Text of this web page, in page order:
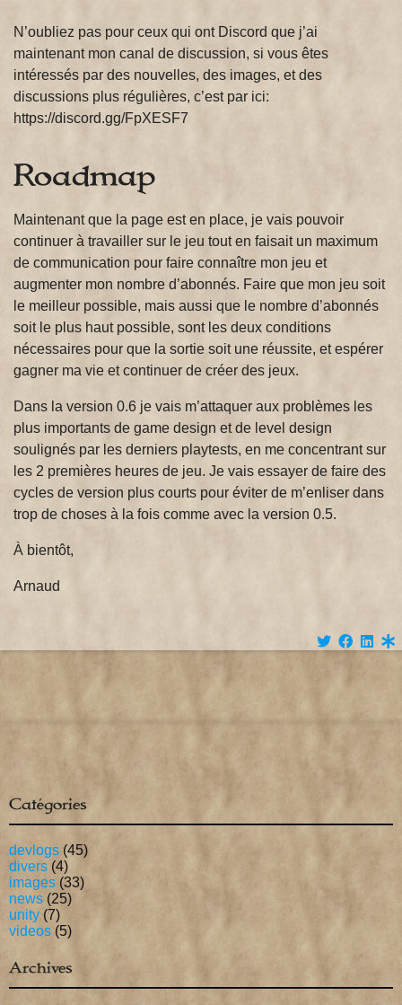
N’oubliez pas pour ceux qui ont Discord que j’ai
maintenant mon canal de discussion, si vous êtes
intéressés par des nouvelles, des images, et des
discussions plus régulières, c’est par ici:
https://discord.gg/FpXESF7
Roadmap
Maintenant que la page est en place, je vais pouvoir
continuer à travailler sur le jeu tout en faisait un maximum
de communication pour faire connaître mon jeu et
augmenter mon nombre d’abonnés. Faire que mon jeu soit
le meilleur possible, mais aussi que le nombre d’abonnés
soit le plus haut possible, sont les deux conditions
nécessaires pour que la sortie soit une réussite, et espérer
gagner ma vie et continuer de créer des jeux.
Dans la version 0.6 je vais m’attaquer aux problèmes les
plus importants de game design et de level design
soulignés par les derniers playtests, en me concentrant sur
les 2 premières heures de jeu. Je vais essayer de faire des
cycles de version plus courts pour éviter de m’enliser dans
trop de choses à la fois comme avec la version 0.5.
À bientôt,
Arnaud
Catégories
devlogs (45)
divers (4)
images (33)
news (25)
unity (7)
videos (5)
Archives